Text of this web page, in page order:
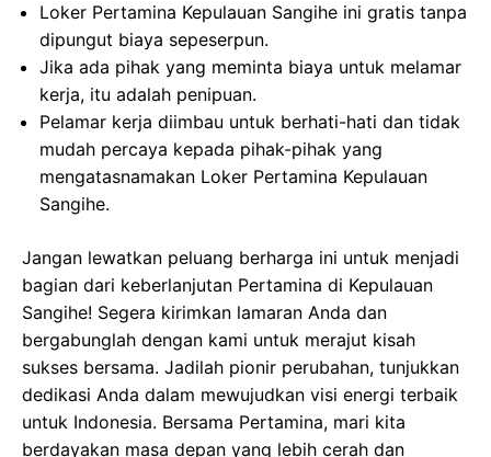
Loker Pertamina Kepulauan Sangihe ini gratis tanpa
dipungut biaya sepeserpun.
Jika ada pihak yang meminta biaya untuk melamar
kerja, itu adalah penipuan.
Pelamar kerja diimbau untuk berhati-hati dan tidak
mudah percaya kepada pihak-pihak yang
mengatasnamakan Loker Pertamina Kepulauan
Sangihe.
Jangan lewatkan peluang berharga ini untuk menjadi
bagian dari keberlanjutan Pertamina di Kepulauan
Sangihe! Segera kirimkan lamaran Anda dan
bergabunglah dengan kami untuk merajut kisah
sukses bersama. Jadilah pionir perubahan, tunjukkan
dedikasi Anda dalam mewujudkan visi energi terbaik
untuk Indonesia. Bersama Pertamina, mari kita
berdayakan masa depan yang lebih cerah dan